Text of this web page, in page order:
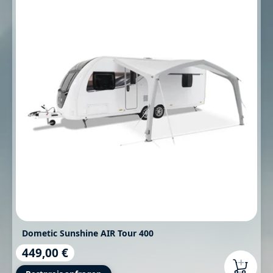
Dometic Sunshine AIR Tour 400
Regulärer Preis:
449,00 €